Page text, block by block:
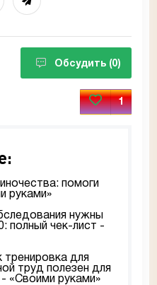
Обсудить (0)
1
помоги
руками»
нужны
полный чек-лист -
тренировка для
труд полезен для
«Своими руками»